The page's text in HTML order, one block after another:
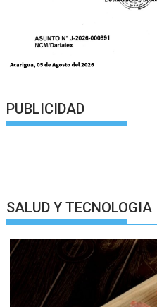
PUBLICIDAD
SALUD Y TECNOLOGIA